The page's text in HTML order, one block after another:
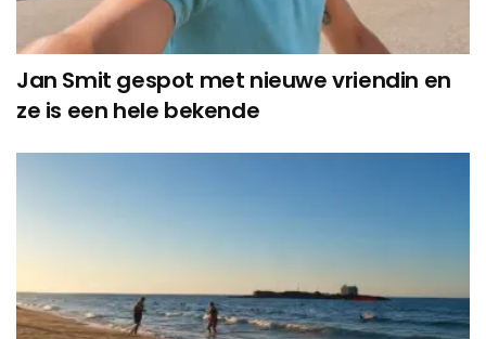
Jan Smit gespot met nieuwe vriendin en
ze is een hele bekende